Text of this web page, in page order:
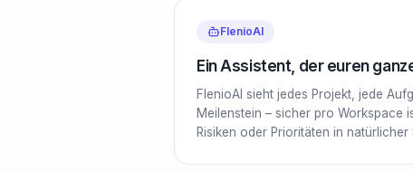
FlenioAI
Ein Assistent, der euren
FlenioAI sieht jedes Projekt, jede
Meilenstein – sicher pro Workspace
Risiken oder Prioritäten in natürlicher